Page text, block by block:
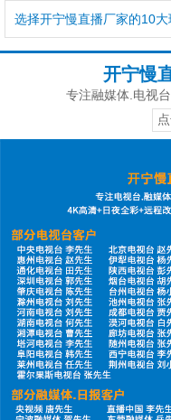
选择开宁慢直播厂家的10大
开宁慢
专注融媒体.电视